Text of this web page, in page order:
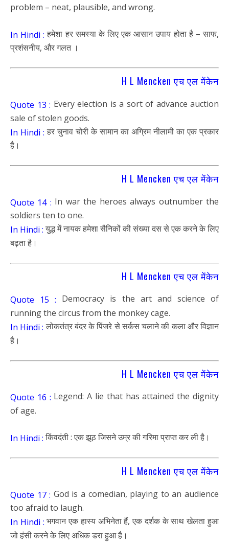
problem – neat, plausible, and wrong.
In Hindi : हमेशा हर समस्या के लिए एक आसान उपाय होता है – साफ,
प्रशंसनीय, और गलत ।
H L Mencken एच एल मेंकेन
Quote 13 : Every election is a sort of advance auction
sale of stolen goods.
In Hindi : हर चुनाव चोरी के सामान का अग्रिम नीलामी का एक प्रकार
है।
H L Mencken एच एल मेंकेन
Quote 14 : In war the heroes always outnumber the
soldiers ten to one.
In Hindi :युद्ध में नायक हमेशा सैनिकों की संख्या दस से एक करने के लिए
बढ़ता है।
H L Mencken एच एल मेंकेन
Quote 15 : Democracy is the art and science of
running the circus from the monkey cage.
In Hindi : लोकतंत्र बंदर के पिंजरे से सर्कस चलाने की कला और विज्ञान
है।
H L Mencken एच एल मेंकेन
Quote 16 : Legend: A lie that has attained the dignity
of age.
In Hindi :किंवदंती : एक झूठ जिसने उम्र की गरिमा प्राप्त कर ली है।
H L Mencken एच एल मेंकेन
Quote 17 : God is a comedian, playing to an audience
too afraid to laugh.
In Hindi : भगवान एक हास्य अभिनेता हैं, एक दर्शक के साथ खेलता हुआ
जो हंसी करने के लिए अधिक डरा हुआ है।